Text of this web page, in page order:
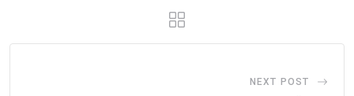
NEXT POST